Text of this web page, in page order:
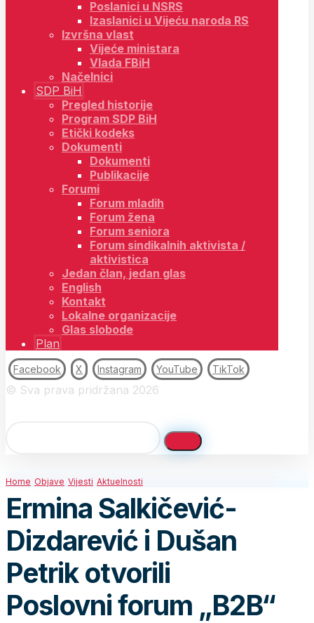
Poslanici u NSRS
Izaslanici u Vijeću naroda RS
Izvršna vlast
Vijeće ministara
Vlada FBiH
Načelnici
SDP BiH
Pregled historije
Program SDP BiH
Etički kodeks
Dokumenti
Dokumenti
Publikacije
Forumi
Forum mladih
Forum žena
Forum seniora
Forum sindikalnih aktivista /
aktivistica
Jedan član, jedan glas
English
Kontakt
Lokalne organizacije
Glas slobode
Plan
Facebook X Instagram YouTube TikTok
© Sva prava pridržana 2026
Home Objave Vijesti Aktuelnosti
Ermina Salkičević-
Dizdarević i Dušan
Petrik otvorili
Poslovni forum „B2B“